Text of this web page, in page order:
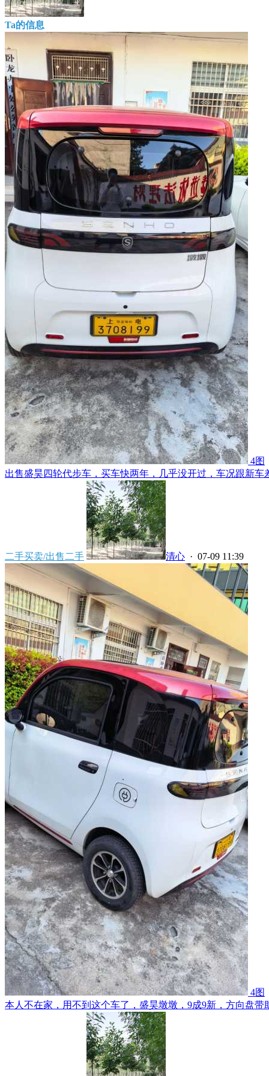
Ta的信息
4图
出售盛昊四轮代步车，买车快两年，几乎没开过，车况跟新车
二手买卖/出售二手 清心 · 07-09 11:39
4图
本人不在家，用不到这个车了，盛昊墩墩，9成9新，方向盘带